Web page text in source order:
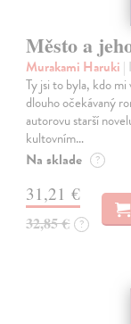
Město a
Murakami Haruki |
Ty jsi to byla, kdo
dlouho očekávaný
autorovu starší
kultovním…
Na sklade ?
31,21 €
32,85 € ?